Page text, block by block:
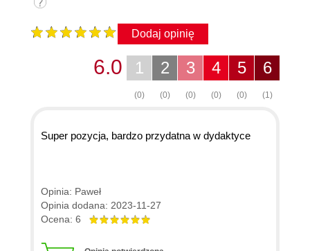
Dodaj opinię
6
(1)
5
(0)
4
(0)
3
(0)
2
(0)
1
(0)
6.0
Super pozycja, bardzo przydatna w dydaktyce
Opinia: Paweł
Opinia dodana: 2023-11-27
Ocena: 6